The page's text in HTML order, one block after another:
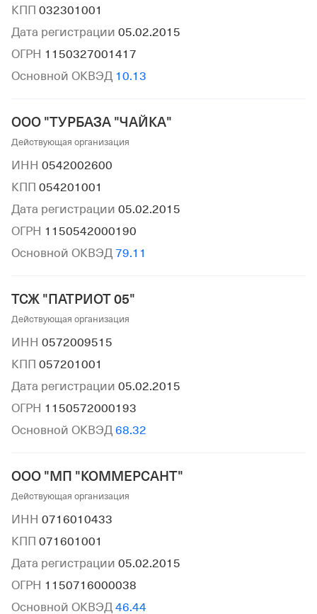
КПП 032301001
Дата регистрации 05.02.2015
ОГРН 1150327001417
Основной ОКВЭД 10.13
ООО "ТУРБАЗА "ЧАЙКА"
Действующая организация
ИНН 0542002600
КПП 054201001
Дата регистрации 05.02.2015
ОГРН 1150542000190
Основной ОКВЭД 79.11
ТСЖ "ПАТРИОТ 05"
Действующая организация
ИНН 0572009515
КПП 057201001
Дата регистрации 05.02.2015
ОГРН 1150572000193
Основной ОКВЭД 68.32
ООО "МП "КОММЕРСАНТ"
Действующая организация
ИНН 0716010433
КПП 071601001
Дата регистрации 05.02.2015
ОГРН 1150716000038
Основной ОКВЭД 46.44